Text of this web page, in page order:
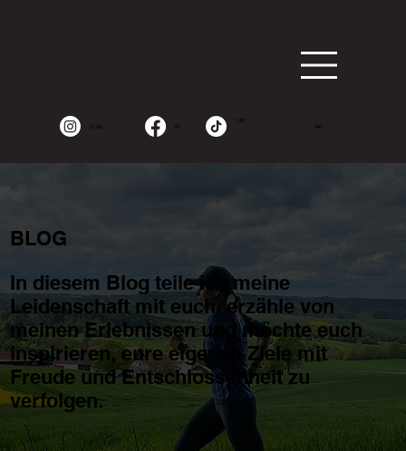
15.2K 2K
1.9K
490
BLOG
In diesem Blog teile ich meine
Leidenschaft mit euch, erzähle von
meinen Erlebnissen und möchte euch
inspirieren, eure eigenen Ziele mit
Freude und Entschlossenheit zu
verfolgen.